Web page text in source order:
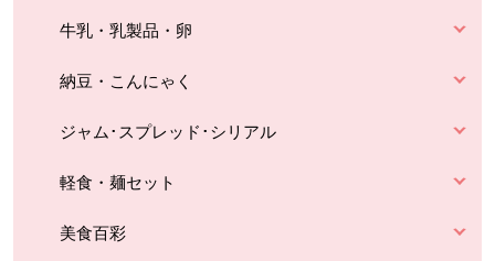
牛乳・乳製品・卵
納豆・こんにゃく
ジャム･スプレッド･シリアル
軽食・麺セット
美食百彩